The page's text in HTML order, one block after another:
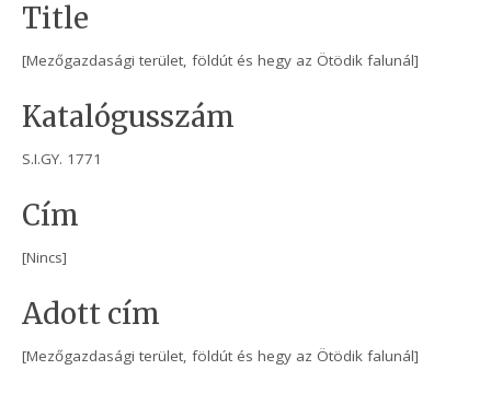
Title
[Mezőgazdasági terület, földút és hegy az Ötödik falunál]
Katalógusszám
S.I.GY. 1771
Cím
[Nincs]
Adott cím
[Mezőgazdasági terület, földút és hegy az Ötödik falunál]